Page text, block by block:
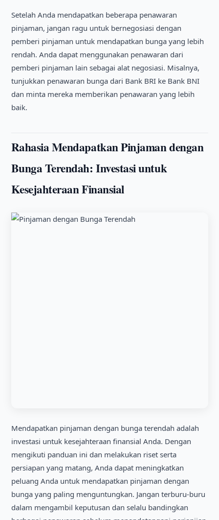
Setelah Anda mendapatkan beberapa penawaran
pinjaman, jangan ragu untuk bernegosiasi dengan
pemberi pinjaman untuk mendapatkan bunga yang lebih
rendah. Anda dapat menggunakan penawaran dari
pemberi pinjaman lain sebagai alat negosiasi. Misalnya,
tunjukkan penawaran bunga dari Bank BRI ke Bank BNI
dan minta mereka memberikan penawaran yang lebih
baik.
Rahasia Mendapatkan Pinjaman dengan
Bunga Terendah: Investasi untuk
Kesejahteraan Finansial
Mendapatkan pinjaman dengan bunga terendah adalah
investasi untuk kesejahteraan finansial Anda. Dengan
mengikuti panduan ini dan melakukan riset serta
persiapan yang matang, Anda dapat meningkatkan
peluang Anda untuk mendapatkan pinjaman dengan
bunga yang paling menguntungkan. Jangan terburu-buru
dalam mengambil keputusan dan selalu bandingkan